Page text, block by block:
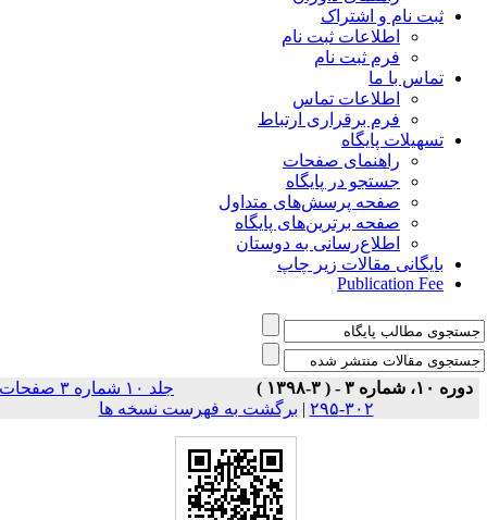
ثبت نام و اشتراک
اطلاعات ثبت نام
فرم ثبت نام
تماس با ما
اطلاعات تماس
فرم برقراری ارتباط
تسهیلات پایگاه
راهنمای صفحات
جستجو در پایگاه
صفحه پرسش‌های متداول
صفحه برترین‌های پایگاه
اطلاع‌رسانی به دوستان
بایگانی مقالات زیر چاپ
Publication Fee
دوره ۱۰، شماره ۳ - ( ۳-۱۳۹۸ )
جلد ۱۰ شماره ۳ صفحات
۳۰۲-۲۹۵
|برگشت به فهرست نسخه ها